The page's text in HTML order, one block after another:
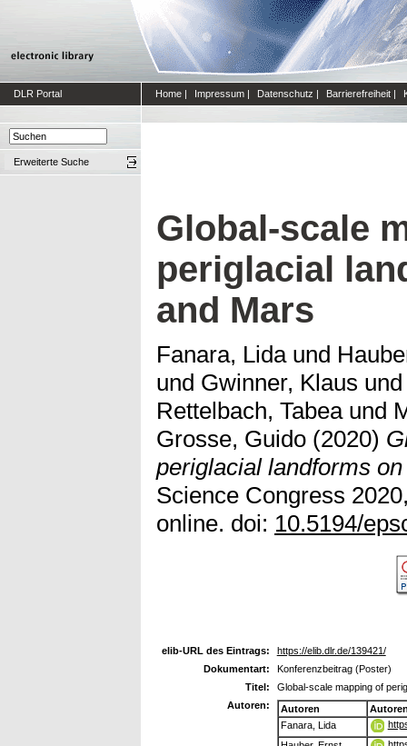
DLR Portal Home | Impressum | Datenschutz | Barrierefreiheit |
Erweiterte Suche
Global-scale
periglacial
and Mars
Fanara, Lidaund
und Gwinner, Klaus
Rettelbach, Tabeaund
Grosse, Guido (2020)
periglacial landforms
Science Congress
online. doi: 10.5194/
elib-URL des Eintrags:
https://elib.dlr.de/139421/
Dokumentart:
Konferenzbeitrag (Poster)
Titel:
Global-scale mapping of
Autoren:
Autoren
Fanara, Lida